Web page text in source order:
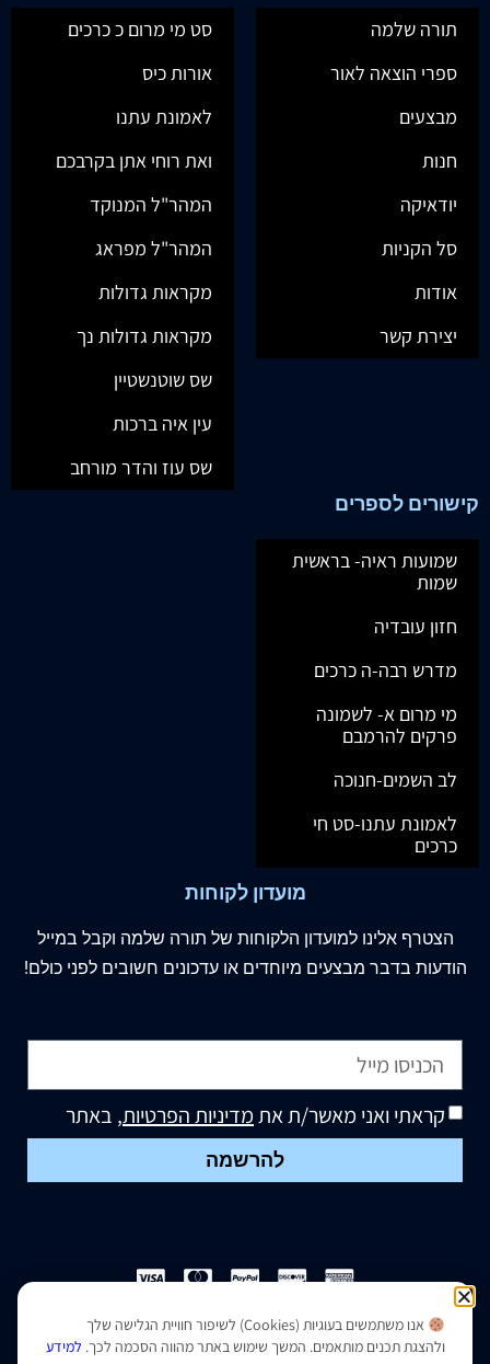
תורה שלמה
ספרי הוצאה לאור
מבצעים
חנות
יודאיקה
סל הקניות
אודות
יצירת קשר
סט מי מרום כ כרכים
אורות כיס
לאמונת עתנו
ואת רוחי אתן בקרבכם
המהר"ל המנוקד
המהר"ל מפראג
מקראות גדולות
מקראות גדולות נך
שס שוטנשטיין
עין איה ברכות
שס עוז והדר מורחב
קישורים לספרים
שמועות ראיה- בראשית
שמות
חזון עובדיה
מדרש רבה-ה כרכים
מי מרום א- לשמונה
פרקים להרמבם
לב השמים-חנוכה
לאמונת עתנו-סט חי
כרכים
מועדון לקוחות
הצטרף אלינו למועדון הלקוחות של תורה שלמה וקבל במייל
הודעות בדבר מבצעים מיוחדים או עדכונים חשובים לפני כולם!
קראתי ואני מאשר/ת אתמדיניות הפרטיות, באתר
להרשמה
הצהרת נגישות|מדיניות פרטיות
אנו משתמשים בעוגיות (Cookies) לשיפור חוויית הגלישה שלך
ולהצגת תכנים מותאמים. המשך שימוש באתר מהווה הסכמה לכך. למידע